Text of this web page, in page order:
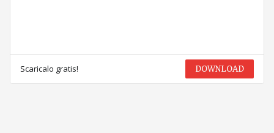
Scaricalo gratis! DOWNLOAD